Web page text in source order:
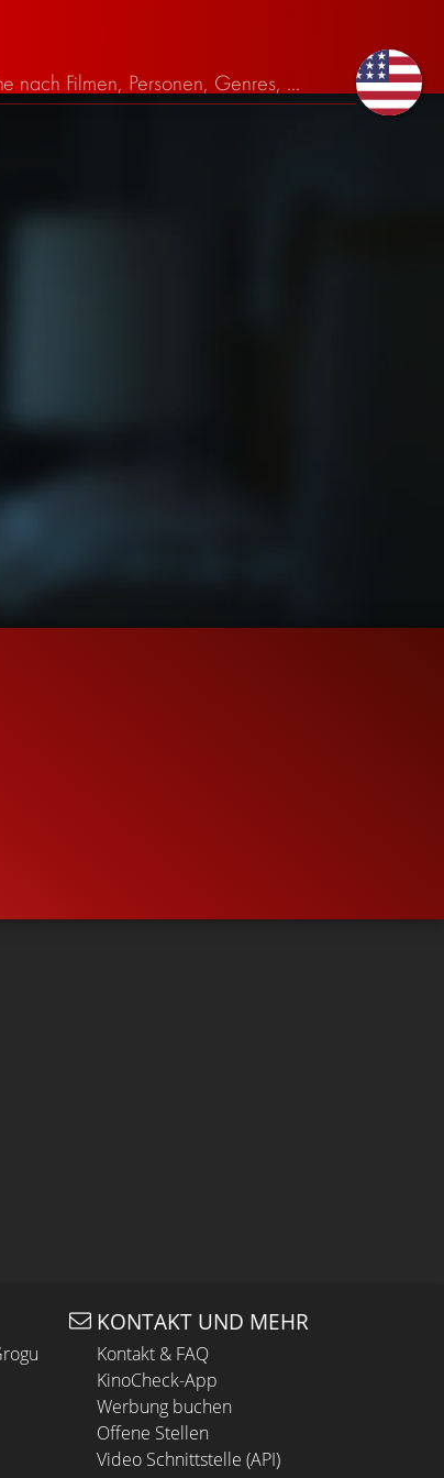
KONTAKT UND MEHR
Kontakt & FAQ
KinoCheck-App
Werbung buchen
Offene Stellen
Video Schnittstelle (API)